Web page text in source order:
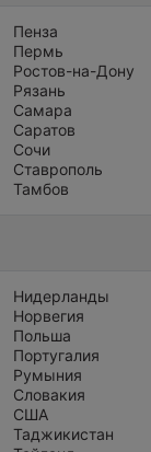
Пенза
Пермь
Ростов-на-Дону
Рязань
Самара
Саратов
Сочи
Ставрополь
Тамбов
Нидерланды
Норвегия
Польша
Португалия
Румыния
Словакия
США
Таджикистан